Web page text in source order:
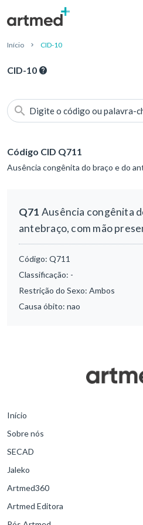
Início CID-10
CID-10
Digite o código ou palavra-
Código CID Q711
Ausência congênita do braço e do
Q71 Ausência congênita
antebraço, com mão
Código: Q711
Classificação: -
Restrição do Sexo: Ambos
Causa óbito: nao
Início
Sobre nós
SECAD
Jaleko
Artmed360
Artmed Editora